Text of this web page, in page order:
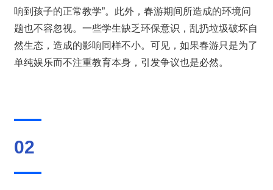
响到孩子的正常教学”。此外，春游期间所造成的环境问
题也不容忽视。一些学生缺乏环保意识，乱扔垃圾破坏自
然生态，造成的影响同样不小。可见，如果春游只是为了
单纯娱乐而不注重教育本身，引发争议也是必然。
02